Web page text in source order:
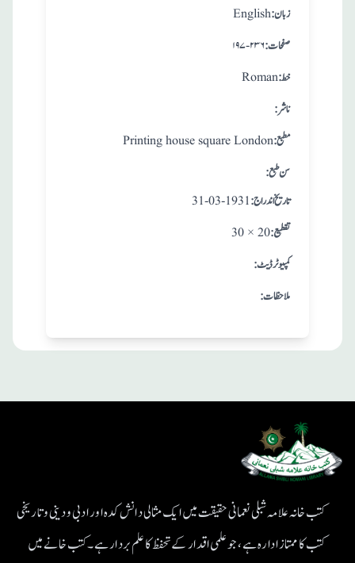
English:زبان
۱۹۷-۲۳۶ :صفحات
Roman:خط
:ناشر
Printing house square London:مطبع
: سن طبع
31-03-1931 : تاريخ اندراج
30 × 20 :تقطيع
:کمپیوٹر ڈیٹ
:ملاحظات
کتب خانہ علامہ شبلی نعمانی حقیقت میں ایک مثالی دانش کدہ اور ادبی ودینی و تاریخی
کتب کا ممتاز ادارہ ہے، جو علمی اقدار کے تحفظ کا علم بردار ہے۔کتب خانے میں